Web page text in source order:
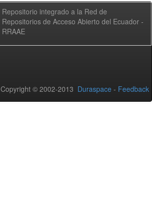
Repositorio integrado a la Red de
Repositorios de Acceso Abierto del Ecuador -
RRAAE
Copyright © 2002-2013 Duraspace - Feedback